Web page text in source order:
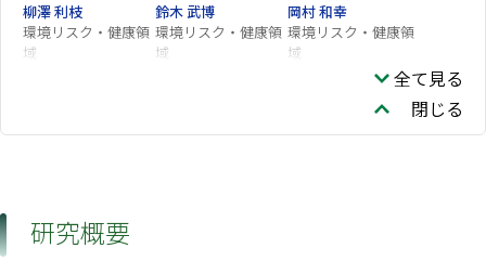
柳澤 利枝
環境リスク・健康領
域
鈴木 武博
環境リスク・健康領
域
岡村 和幸
環境リスク・健康領
域
全て見る
閉じる
研究概要